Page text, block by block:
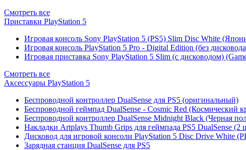
Смотреть все
Приставки PlayStation 5
Игровая консоль Sony PlayStation 5 (PS5) Slim Disc White
Игровая консоль PlayStation 5 Pro - Digital Edition (без
Игровая приставка Sony PlayStation 5 Slim (с дисководом)
Смотреть все
Аксессуары PlayStation 5
Беспроводной контроллер DualSense для PS5 (оригинальный)
Беспроводной геймпад DualSense - Cosmic Red (Космический
Беспроводной контроллер DualSense Midnight Black (Черная
Накладки Artplays Thumb Grips для геймпада PS5 DualSense (2
Дисковод для игровой консоли PlayStation 5 Disc Drive White
Зарядная станция DualSense для PS5